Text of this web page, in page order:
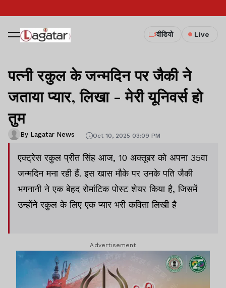
वीडियो Live
पत्नी रकुल के जन्मदिन पर जैकी ने
जताया प्यार, लिखा - मेरी यूनिवर्स हो
तुम
By Lagatar News Oct 10, 2025 03:09 PM
एक्ट्रेस रकुल प्रीत सिंह आज, 10 अक्तूबर को अपना 35वा
जन्मदिन मना रही हैं. इस खास मौके पर उनके पति जैकी
भगनानी ने एक बेहद रोमांटिक पोस्ट शेयर किया है, जिसमें
उन्होंने रकुल के लिए एक प्यार भरी कविता लिखी है
Advertisement